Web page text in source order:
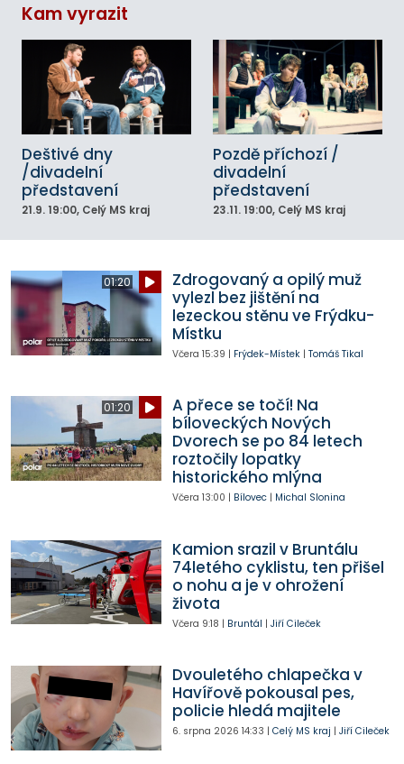
Kam vyrazit
Deštivé dny
/divadelní
představení
21.9. 19:00, Celý MS kraj
Pozdě příchozí /
divadelní
představení
23.11. 19:00, Celý MS kraj
01:20
Zdrogovaný a opilý muž
vylezl bez jištění na
lezeckou stěnu ve Frýdku-
Místku
Včera 15:39 | Frýdek-Místek| Tomáš Tikal
01:20
A přece se točí! Na
bíloveckých Nových
Dvorech se po 84 letech
roztočily lopatky
historického mlýna
Včera 13:00 | Bílovec| Michal Slonina
Kamion srazil v Bruntálu
74letého cyklistu, ten přišel
o nohu a je v ohrožení
života
Včera 9:18 | Bruntál | Jiří Cileček
Dvouletého chlapečka v
Havířově pokousal pes,
policie hledá majitele
6. srpna 2026 14:33 | Celý MS kraj | Jiří Cileček